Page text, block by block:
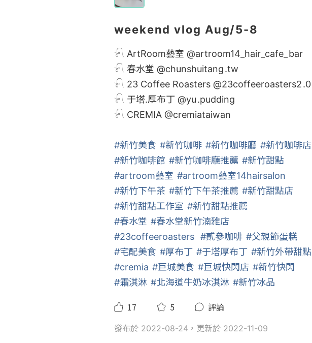
weekend vlog Aug/5-8
𓍯 ArtRoom藝室 @artroom14_hair_cafe_ bar
𓍯 春水堂 @chunshuitang.tw
𓍯 23 Coffee Roasters @23coffeeroasters2.0
𓍯 于塔.厚布丁 @yu.pudding
𓍯 CREMIA @cremiataiwan
#新竹美食 #新竹咖啡 #新竹咖啡廳 #新竹咖啡店
#新竹咖啡館 #新竹咖啡廳推薦 #新竹甜點
#artroom藝室 #artroom藝室14hairsalon
#新竹下午茶 #新竹下午茶推薦 #新竹甜點店
#新竹甜點工作室 #新竹甜點推薦
#春水堂 #春水堂新竹湳雅店
#23coffeeroasters #貳參咖啡 #父親節蛋糕
#宅配美食 #厚布丁 #于塔厚布丁 #新竹外帶甜點
#cremia #巨城美食 #巨城快閃店 #新竹快閃
#霜淇淋 #北海道牛奶冰淇淋 #新竹冰品
17 5 評論
發布於 2022-08-24，更新於 2022-11-09